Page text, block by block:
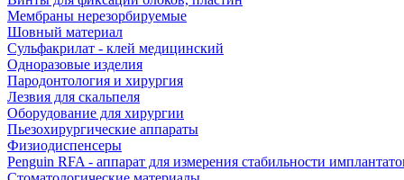
Мембраны нерезорбируемые
Шовный материал
Сульфакрилат - клей медицинский
Одноразовые изделия
Пародонтология и хирургия
Лезвия для скальпеля
Оборудование для хирургии
Пьезохирургические аппараты
Физиодиспенсеры
Penguin RFA - аппарат для измерения стабильности